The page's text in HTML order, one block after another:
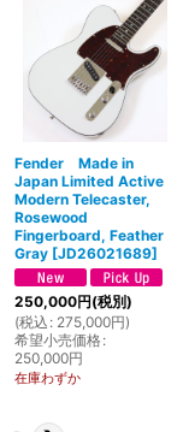
Fender Made in
Japan Limited Active
Modern Telecaster,
Rosewood
Fingerboard, Feather
Gray [JD26021689]
250,000円(税別)
(税込 : 275,000円)
希望小売価格:
250,000円
在庫わずか